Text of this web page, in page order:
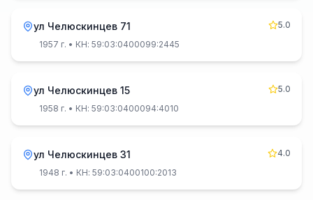
ул Челюскинцев 71
5.0
1957 г. • КН: 59:03:0400099:2445
ул Челюскинцев 15
5.0
1958 г. • КН: 59:03:0400094:4010
ул Челюскинцев 31
4.0
1948 г. • КН: 59:03:0400100:2013